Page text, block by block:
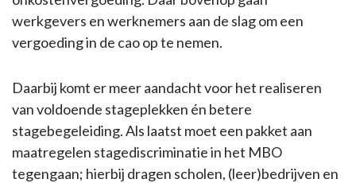
werkgevers en werknemers aan de slag om een
vergoeding in de cao op te nemen.
Daarbij komt er meer aandacht voor het realiseren
van voldoende stageplekken én betere
stagebegeleiding. Als laatst moet een pakket aan
maatregelen stagediscriminatie in het MBO
tegengaan; hierbij dragen scholen, (leer)bedrijven en